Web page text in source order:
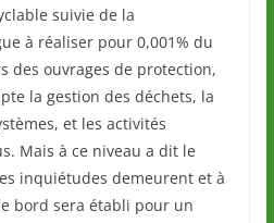
suivie de la
à réaliser pour 0,001% du
des ouvrages de protection,
la gestion des déchets, la
et les activités
Mais à ce niveau a dit le
inquiétudes demeurent et à
bord sera établi pour un